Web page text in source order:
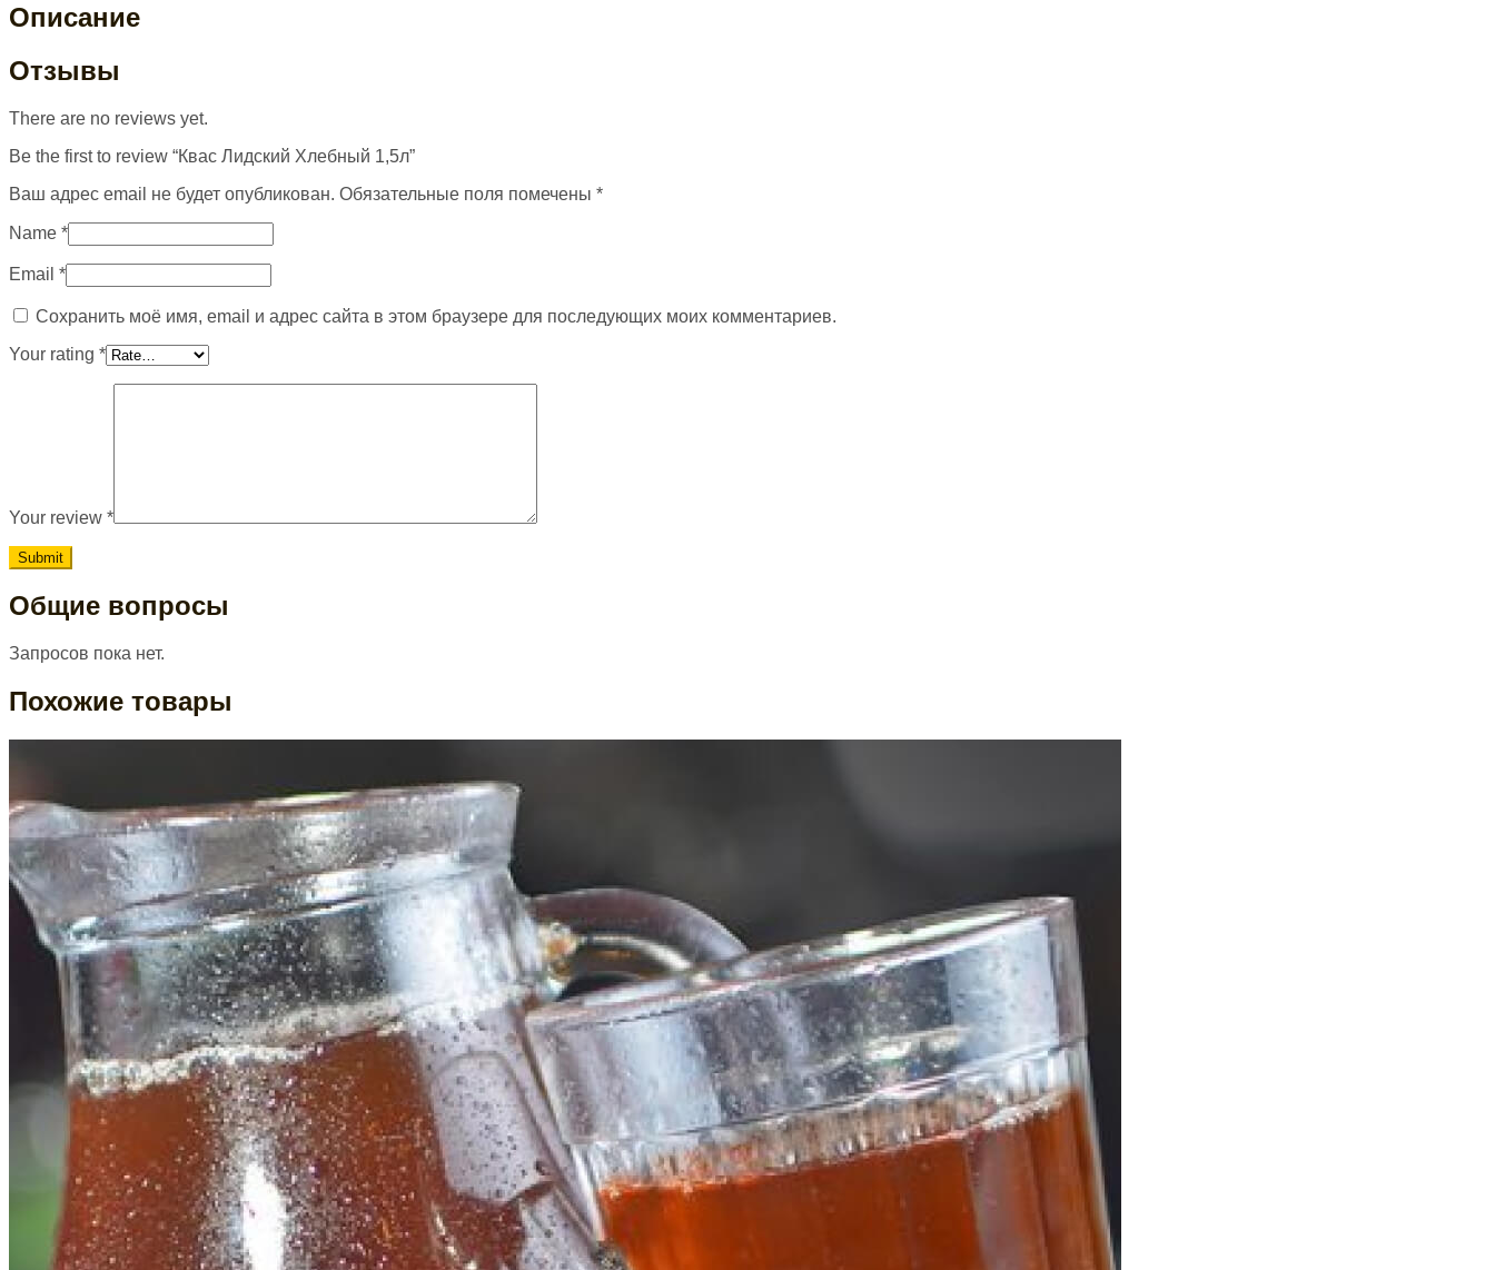
Описание
Отзывы
There are no reviews yet.
Be the first to review “Квас Лидский Хлебный 1,5л”
Ваш адрес email не будет опубликован. Обязательные поля помечены *
Name *
Email *
Сохранить моё имя, email и адрес сайта в этом браузере для последующих моих комментариев.
Your rating *
Your review *
Общие вопросы
Запросов пока нет.
Похожие товары